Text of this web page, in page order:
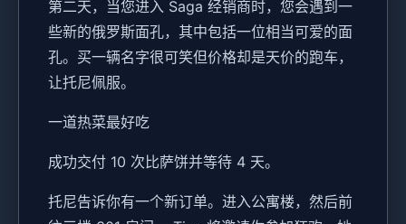
第二天，当您进入 Saga 经销商时，您会遇到一
些新的俄罗斯面孔，其中包括一位相当可爱的面
孔。买一辆名字很可笑但价格却是天价的跑车，
让托尼佩服。
一道热菜最好吃
成功交付 10 次比萨饼并等待 4 天。
托尼告诉你有一个新订单。进入公寓楼，然后前